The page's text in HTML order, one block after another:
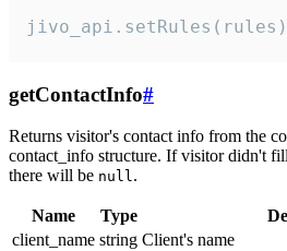
getContactInfo#
Returns visitor's contact info from the
contact_info structure. If visitor didn't
there will be null.
Name Type
client_name string Client's name